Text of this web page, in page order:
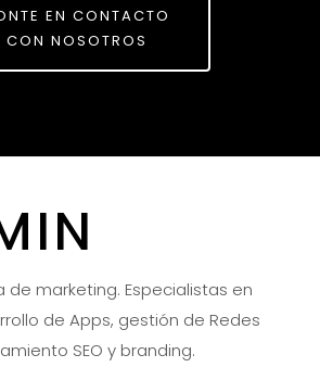
EN CONTACTO
CON NOSOTROS
de marketing. Especialistas en
de Apps, gestión de Redes
SEO y branding.